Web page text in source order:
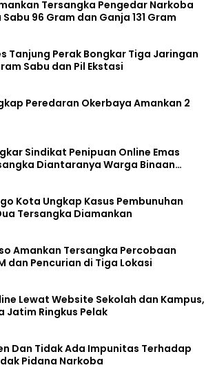
Tersangka Pengedar Narkoba
96 Gram dan Ganja 131 Gram
Tanjung Perak Bongkar Tiga Jaringan
Sabu dan Pil Ekstasi
Peredaran Okerbaya Amankan 2
Sindikat Penipuan Online Emas
Diantaranya Warga Binaan
Kota Ungkap Kasus Pembunuhan
Tersangka Diamankan
Amankan Tersangka Percobaan
dan Pencurian di Tiga Lokasi
Lewat Website Sekolah dan Kampus,
Jatim Ringkus Pelak
Dan Tidak Ada Impunitas Terhadap
Pidana Narkoba